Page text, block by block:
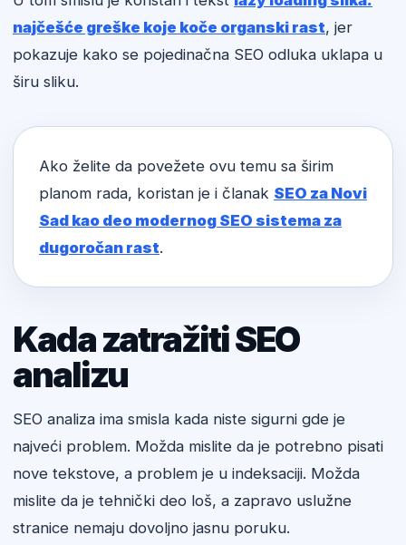
najčešće greške koje koče organski rast, jer
pokazuje kako se pojedinačna SEO odluka uklapa u
širu sliku.
Ako želite da povežete ovu temu sa širim
planom rada, koristan je i članak SEO za Novi
Sad kao deo modernog SEO sistema za
dugoročan rast.
Kada zatražiti SEO
analizu
SEO analiza ima smisla kada niste sigurni gde je
najveći problem. Možda mislite da je potrebno pisati
nove tekstove, a problem je u indeksaciji. Možda
mislite da je tehnički deo loš, a zapravo uslužne
stranice nemaju dovoljno jasnu poruku.